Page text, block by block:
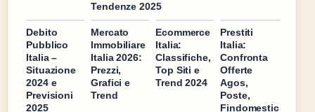
Tendenze 2025
Debito
Pubblico
Italia –
Situazione
2024 e
Previsioni
2025
Mercato
Immobiliare
Italia 2026:
Prezzi,
Grafici e
Trend
Ecommerce
Italia:
Classifiche,
Top Siti e
Trend 2024
Prestiti
Italia:
Confronta
Offerte
Agos,
Poste,
Findomestic